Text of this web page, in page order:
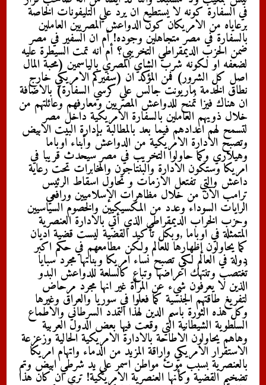
في السفارة كونه لا يستطيع ان يرد علي التليفونات الخاصة
برعاياه من الامريكان كون الدواعش المصريين العاملين
بالسفارة في مصر متجاهلين وجوده! أم ان السفير في مصر
ضمن الحزب الديمقراطي التخريبي؟ أم انه تمت السيطرة عليه
لضعفه او لكونه شرب الشاي المصري بالياسمين (محبة المال
اصل كل الشرور) فمن المؤكد ان (سفيركم الامريكي خارج
نطاق الخدمة ماريونت جالس علي كرسي السفارة) بالاضافة
ان هناك فيزا تُمنح للدواعش المصريين ومعارفهم وعائلتهم من
خلال ذويهم العاملين بالسفارة الامريكية داخل مصر
لتسمح لهم اعدادهم فيما بعد بالمطالبة بإدارة البيت الابيض
وتصبح الادارة الامريكية من الدواعش وأبناء اوباما
وهيلاري وكما حاولوا التخريب في مصر سيحدث قريبا في
امريكا وستكون الادارة والبنتاجون والمخابرات تحت رعاية
داعش والتي تفتعل الازمات و تحاول اسقاط الرئيس
ترامب الآن من خلال مظاهرات الإسلاميين ورافعي
الرايات السوداء وعدد من المكسيكيين والخصوم السياسيين
وحزب الخراب الديمقراطي الذي أتي بالادارة العنصرية
المتمثلة في اوباما ,وبكل تأكيد القضية ليست قضية اديان
كما يحاولون إظهارها للعالم ولكن مطامعهم في حكم اكبر
دولة في العالم لكي تصبح نساء امريكا وبناتها مجرد سبايا
تُغتصب وتنتهك اعراضها وتباع كالسلعة للدواعش البدو
الذين لا يعرفون شيء عن المرأة غير انها مجرد مرحاض
لتفريغ طاقتهم الجنسية كما فعلوا في سوريا والعراق وغيرها
وكل هذه الثورة باسم الدين لهذا التمدد السرطاني والاطماع
السلطوية الشيطانية التي وقعت فيها بعض الدول العربية
وهاهم يحاولون الاطاحة بالادارة الامريكية الحالية وزعزعة
الاستقرار الامريكي وإراقة المزيد من الدماء واتهام امريكا
بالعنصرية بسبب موت مواطن اسمر علي يد شرطي ابيض وتم
تضخيم القضية وكأنها العنصرية الامريكية! تري ان كان هذا